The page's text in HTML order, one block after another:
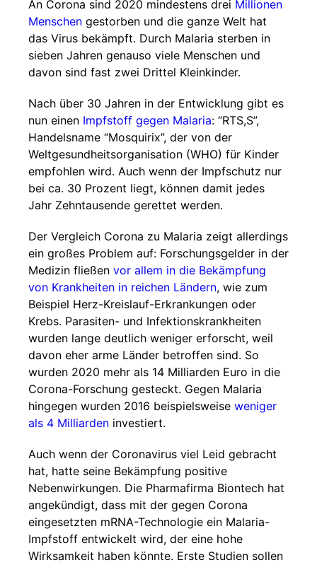
An Corona sind 2020 mindestens drei Millionen
Menschen gestorben und die ganze Welt hat
das Virus bekämpft. Durch Malaria sterben in
sieben Jahren genauso viele Menschen und
davon sind fast zwei Drittel Kleinkinder.
Nach über 30 Jahren in der Entwicklung gibt es
nun einen Impfstoff gegen Malaria: “RTS,S”,
Handelsname “Mosquirix”, der von der
Weltgesundheitsorganisation (WHO) für Kinder
empfohlen wird. Auch wenn der Impfschutz nur
bei ca. 30 Prozent liegt, können damit jedes
Jahr Zehntausende gerettet werden.
Der Vergleich Corona zu Malaria zeigt allerdings
ein großes Problem auf: Forschungsgelder in der
Medizin fließen vor allem in die Bekämpfung
von Krankheiten in reichen Ländern, wie zum
Beispiel Herz-Kreislauf-Erkrankungen oder
Krebs. Parasiten- und Infektionskrankheiten
wurden lange deutlich weniger erforscht, weil
davon eher arme Länder betroffen sind. So
wurden 2020 mehr als 14 Milliarden Euro in die
Corona-Forschung gesteckt. Gegen Malaria
hingegen wurden 2016 beispielsweise weniger
als 4 Milliarden investiert.
Auch wenn der Coronavirus viel Leid gebracht
hat, hatte seine Bekämpfung positive
Nebenwirkungen. Die Pharmafirma Biontech hat
angekündigt, dass mit der gegen Corona
eingesetzten mRNA-Technologie ein Malaria-
Impfstoff entwickelt wird, der eine hohe
Wirksamkeit haben könnte. Erste Studien sollen